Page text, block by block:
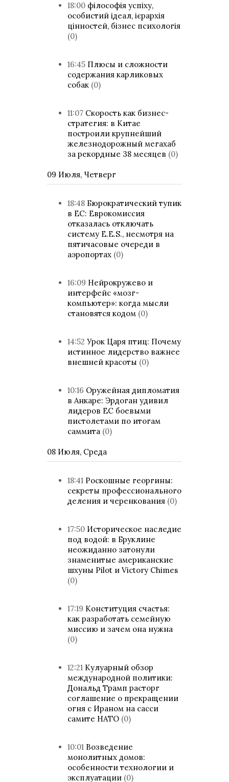
18:00 філософія успіху,
особистий ідеал, ієрархія
цінностей, бізнес психологія
(0)
16:45 Плюсы и сложности
содержания карликовых
собак (0)
11:07 Скорость как бизнес-
стратегия: в Китае
построили крупнейший
железнодорожный мегахаб
за рекордные 38 месяцев (0)
09 Июля, Четверг
18:48 Бюрократический тупик
в ЕС: Еврокомиссия
отказалась отключать
систему E.E.S., несмотря на
пятичасовые очереди в
аэропортах (0)
16:09 Нейрокружево и
интерфейс «мозг-
компьютер»: когда мысли
становятся кодом (0)
14:52 Урок Царя птиц: Почему
истинное лидерство важнее
внешней красоты (0)
10:16 Оружейная дипломатия
в Анкаре: Эрдоган удивил
лидеров ЕС боевыми
пистолетами по итогам
саммита (0)
08 Июля, Среда
18:41 Роскошные георгины:
секреты профессионального
деления и черенкования (0)
17:50 Историческое наследие
под водой: в Бруклине
неожиданно затонули
знаменитые американские
шхуны Pilot и Victory Chimes
(0)
17:19 Конституция счастья:
как разработать семейную
миссию и зачем она нужна
(0)
12:21 Кулуарный обзор
международной политики:
Дональд Трамп расторг
соглашение о прекращении
огня с Ираном на сасси
самите НАТО (0)
10:01 Возведение
монолитных домов:
особенности технологии и
эксплуатации (0)